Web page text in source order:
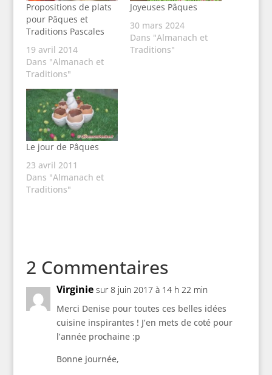
Propositions de plats
pour Pâques et
Traditions Pascales
19 avril 2014
Dans "Almanach et
Traditions"
Joyeuses Pâques
30 mars 2024
Dans "Almanach et
Traditions"
Le jour de Pâques
23 avril 2011
Dans "Almanach et
Traditions"
2 Commentaires
Virginie sur 8 juin 2017 à 14 h 22 min
Merci Denise pour toutes ces belles idées
cuisine inspirantes ! J’en mets de coté pour
l’année prochaine :p
Bonne journée,